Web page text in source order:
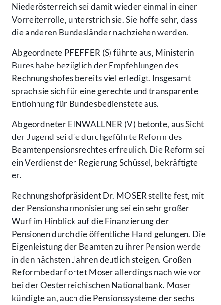
Niederösterreich sei damit wieder einmal in einer
Vorreiterrolle, unterstrich sie. Sie hoffe sehr, dass
die anderen Bundesländer nachziehen werden.
Abgeordnete PFEFFER (S) führte aus, Ministerin
Bures habe bezüglich der Empfehlungen des
Rechnungshofes bereits viel erledigt. Insgesamt
sprach sie sich für eine gerechte und transparente
Entlohnung für Bundesbedienstete aus.
Abgeordneter EINWALLNER (V) betonte, aus Sicht
der Jugend sei die durchgeführte Reform des
Beamtenpensionsrechtes erfreulich. Die Reform sei
ein Verdienst der Regierung Schüssel, bekräftigte
er.
Rechnungshofpräsident Dr. MOSER stellte fest, mit
der Pensionsharmonisierung sei ein sehr großer
Wurf im Hinblick auf die Finanzierung der
Pensionen durch die öffentliche Hand gelungen. Die
Eigenleistung der Beamten zu ihrer Pension werde
in den nächsten Jahren deutlich steigen. Großen
Reformbedarf ortet Moser allerdings nach wie vor
bei der Oesterreichischen Nationalbank. Moser
kündigte an, auch die Pensionssysteme der sechs